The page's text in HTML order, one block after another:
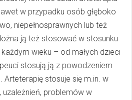
w przypadku osób głęboko
niepełnosprawnych lub też
ją też stosować w stosunku
wieku – od małych dzieci
stosują ją z powodzeniem
Arteterapię stosuje się m.in. w
uzależnień, problemów w